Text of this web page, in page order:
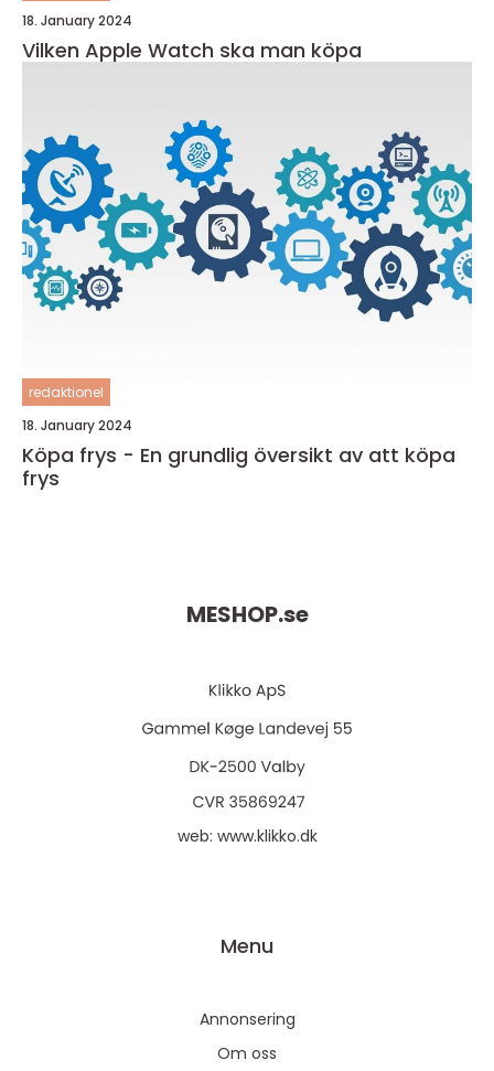
18. January 2024
Vilken Apple Watch ska man köpa
redaktionel
18. January 2024
Köpa frys - En grundlig översikt av att köpa
frys
MESHOP.se
web: www.klikko.dk
Menu
Annonsering
Om oss